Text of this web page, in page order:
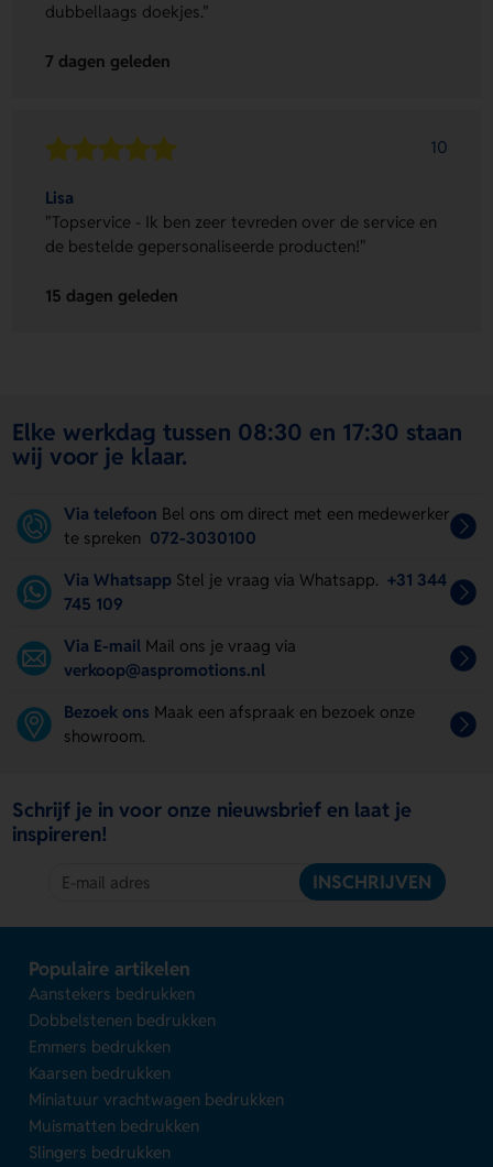
dubbellaags doekjes."
7 dagen geleden
10
Lisa
"Topservice - Ik ben zeer tevreden over de service en
de bestelde gepersonaliseerde producten!"
15 dagen geleden
Elke werkdag tussen 08:30 en 17:30 staan
wij voor je klaar.
Via telefoon Bel ons om direct met een medewerker
te spreken 072-3030100
Via Whatsapp Stel je vraag via Whatsapp. +31 344
745 109
Via E-mail Mail ons je vraag via
verkoop@aspromotions.nl
Bezoek ons Maak een afspraak en bezoek onze
showroom.
Schrijf je in voor onze nieuwsbrief en laat je
inspireren!
INSCHRIJVEN
Populaire artikelen
Aanstekers bedrukken
Dobbelstenen bedrukken
Emmers bedrukken
Kaarsen bedrukken
Miniatuur vrachtwagen bedrukken
Muismatten bedrukken
Slingers bedrukken